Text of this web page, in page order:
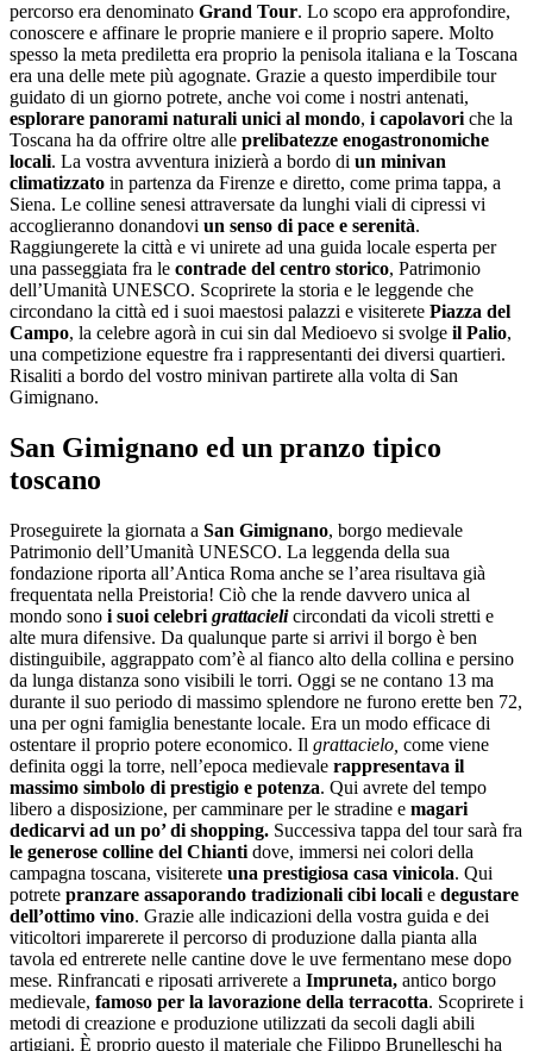
percorso era denominato Grand Tour. Lo scopo era approfondire,
conoscere e affinare le proprie maniere e il proprio sapere. Molto
spesso la meta prediletta era proprio la penisola italiana e la Toscana
era una delle mete più agognate. Grazie a questo imperdibile tour
guidato di un giorno potrete, anche voi come i nostri antenati,
esplorare panorami naturali unici al mondo, i capolavori che la
Toscana ha da offrire oltre alle prelibatezze enogastronomiche
locali. La vostra avventura inizierà a bordo di un minivan
climatizzato in partenza da Firenze e diretto, come prima tappa, a
Siena. Le colline senesi attraversate da lunghi viali di cipressi vi
accoglieranno donandovi un senso di pace e serenità.
Raggiungerete la città e vi unirete ad una guida locale esperta per
una passeggiata fra le contrade del centro storico, Patrimonio
dell’Umanità UNESCO. Scoprirete la storia e le leggende che
circondano la città ed i suoi maestosi palazzi e visiterete Piazza del
Campo, la celebre agorà in cui sin dal Medioevo si svolge il Palio,
una competizione equestre fra i rappresentanti dei diversi quartieri.
Risaliti a bordo del vostro minivan partirete alla volta di San
Gimignano.
San Gimignano ed un pranzo tipico
toscano
Proseguirete la giornata a San Gimignano, borgo medievale
Patrimonio dell’Umanità UNESCO. La leggenda della sua
fondazione riporta all’Antica Roma anche se l’area risultava già
frequentata nella Preistoria! Ciò che la rende davvero unica al
mondo sono i suoi celebri grattacielicircondati da vicoli stretti e
alte mura difensive. Da qualunque parte si arrivi il borgo è ben
distinguibile, aggrappato com’è al fianco alto della collina e persino
da lunga distanza sono visibili le torri. Oggi se ne contano 13 ma
durante il suo periodo di massimo splendore ne furono erette ben 72,
una per ogni famiglia benestante locale. Era un modo efficace di
ostentare il proprio potere economico. Il grattacielo, come viene
definita oggi la torre, nell’epoca medievale rappresentava il
massimo simbolo di prestigio e potenza. Qui avrete del tempo
libero a disposizione, per camminare per le stradine e magari
dedicarvi ad un po’ di shopping. Successiva tappa del tour sarà fra
le generose colline del Chianti dove, immersi nei colori della
campagna toscana, visiterete una prestigiosa casa vinicola. Qui
potrete pranzare assaporando tradizionali cibi locali e degustare
dell’ottimo vino. Grazie alle indicazioni della vostra guida e dei
viticoltori imparerete il percorso di produzione dalla pianta alla
tavola ed entrerete nelle cantine dove le uve fermentano mese dopo
mese. Rinfrancati e riposati arriverete a Impruneta, antico borgo
medievale, famoso per la lavorazione della terracotta. Scoprirete i
metodi di creazione e produzione utilizzati da secoli dagli abili
artigiani. È proprio questo il materiale che Filippo Brunelleschi ha